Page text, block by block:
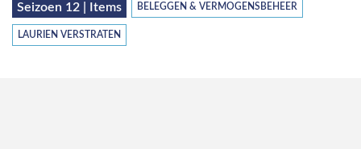
Seizoen 12 | Items BELEGGEN & VERMOGENSBEHEER
LAURIEN VERSTRATEN